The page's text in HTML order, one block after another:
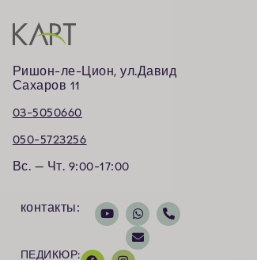
Ришон-ле-Цион, ул.Давид
Сахаров 11
03-5050660
050-5723256
Вс. — Чт. 9:00-17:00
контакты:
ПЕДИКЮР: